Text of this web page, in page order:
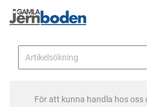
För att kunna handla hos oss